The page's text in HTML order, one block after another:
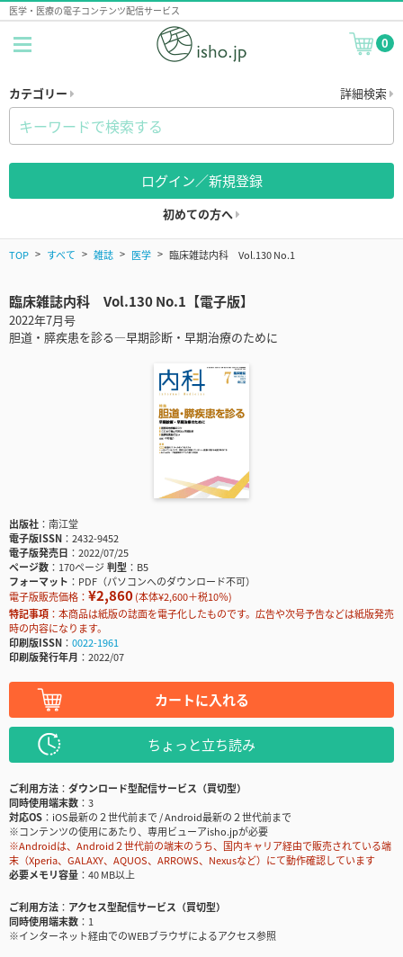
医学・医療の電子コンテンツ配信サービス
0
カテゴリー 詳細検索
ログイン／新規登録
初めての方へ
TOP すべて 雑誌 医学 臨床雑誌内科 Vol.130 No.1
臨床雑誌内科 Vol.130 No.1【電子版】
2022年7月号
胆道・膵疾患を診る―早期診断・早期治療のために
出版社
南江堂
電子版ISSN
2432-9452
電子版発売日
2022/07/25
ページ数
170ページ判型
B5
フォーマット
PDF（パソコンへのダウンロード不可）
電子版販売価格： ¥2,860(本体¥2,600＋税10％)
特記事項
本商品は紙版の誌面を電子化したものです。広告や次号予告などは紙版発売
時の内容になります。
印刷版ISSN
0022-1961
印刷版発行年月
2022/07
カートに入れる
ちょっと立ち読み
ご利用方法
ダウンロード型配信サービス（買切型）
同時使用端末数
3
対応OS
iOS最新の２世代前まで / Android最新の２世代前まで
※コンテンツの使用にあたり、専用ビューアisho.jpが必要
※Androidは、Android２世代前の端末のうち、国内キャリア経由で販売されている端
末（Xperia、GALAXY、AQUOS、ARROWS、Nexusなど）にて動作確認しています
必要メモリ容量
40 MB以上
ご利用方法
アクセス型配信サービス（買切型）
同時使用端末数
1
※インターネット経由でのWEBブラウザによるアクセス参照